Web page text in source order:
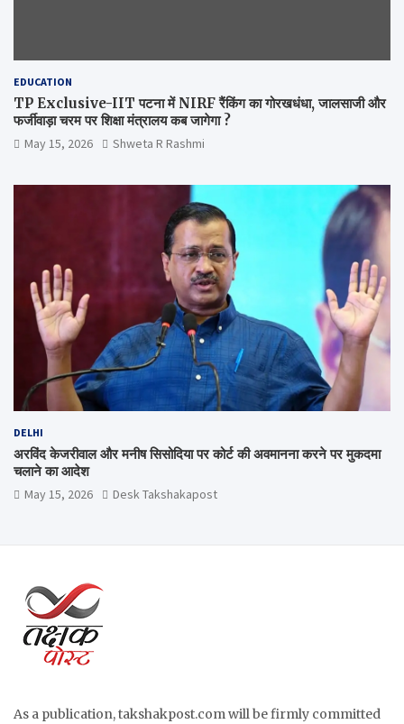
EDUCATION
TP Exclusive-IIT पटना में NIRF रैंकिंग का गोरखधंधा, जालसाजी और
फर्जीवाड़ा चरम पर शिक्षा मंत्रालय कब जागेगा ?
May 15, 2026 Shweta R Rashmi
DELHI
अरविंद केजरीवाल और मनीष सिसोदिया पर कोर्ट की अवमानना करने पर मुकदमा
चलाने का आदेश
May 15, 2026 Desk Takshakapost
As a publication, takshakpost.com will be firmly committed